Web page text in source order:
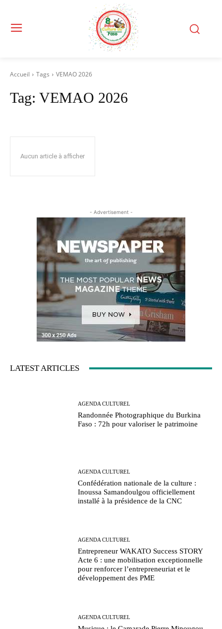
Accueil Tags VEMAO 2026
Tag: VEMAO 2026
Aucun article à afficher
- Advertisement -
LATEST ARTICLES
AGENDA CULTUREL
Randonnée Photographique du Burkina
Faso : 72h pour valoriser le patrimoine
AGENDA CULTUREL
Confédération nationale de la culture :
Inoussa Samandoulgou officiellement
installé à la présidence de la CNC
AGENDA CULTUREL
Entrepreneur WAKATO Success STORY
Acte 6 : une mobilisation exceptionnelle
pour renforcer l’entrepreneuriat et le
développement des PME
AGENDA CULTUREL